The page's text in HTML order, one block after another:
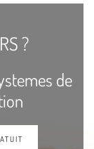
?
de